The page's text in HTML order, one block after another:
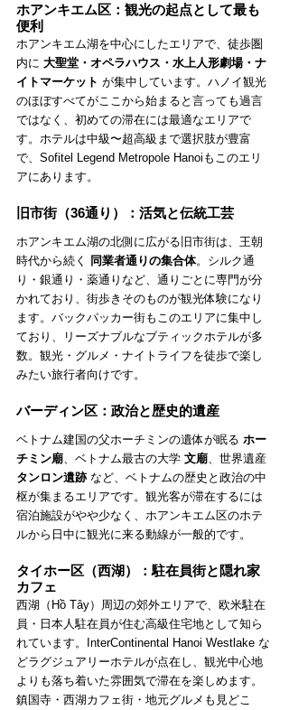
ホアンキエム区：観光の起点として最も
便利
ホアンキエム湖を中心にしたエリアで、徒歩圏
内に 大聖堂・オペラハウス・水上人形劇場・ナ
イトマーケット が集中しています。ハノイ観光
のほぼすべてがここから始まると言っても過言
ではなく、初めての滞在には最適なエリアで
す。ホテルは中級〜超高級まで選択肢が豊富
で、Sofitel Legend Metropole Hanoiもこのエリ
アにあります。
旧市街（36通り）：活気と伝統工芸
ホアンキエム湖の北側に広がる旧市街は、王朝
時代から続く 同業者通りの集合体。シルク通
り・銀通り・薬通りなど、通りごとに専門が分
かれており、街歩きそのものが観光体験になり
ます。バックパッカー街もこのエリアに集中し
ており、リーズナブルなブティックホテルが多
数。観光・グルメ・ナイトライフを徒歩で楽し
みたい旅行者向けです。
バーディン区：政治と歴史的遺産
ベトナム建国の父ホーチミンの遺体が眠る ホー
チミン廟 、ベトナム最古の大学 文廟 、世界遺産
タンロン遺跡 など、ベトナムの歴史と政治の中
枢が集まるエリアです。観光客が滞在するには
宿泊施設がやや少なく、ホアンキエム区のホテ
ルから日中に観光に来る動線が一般的です。
タイホー区（西湖）：駐在員街と隠れ家
カフェ
西湖（Hồ Tây）周辺の郊外エリアで、欧米駐在
員・日本人駐在員が住む高級住宅地として知ら
れています。InterContinental Hanoi Westlake な
どラグジュアリーホテルが点在し、観光中心地
よりも落ち着いた雰囲気で滞在を楽しめます。
鎮国寺・西湖カフェ街・地元グルメも見どこ